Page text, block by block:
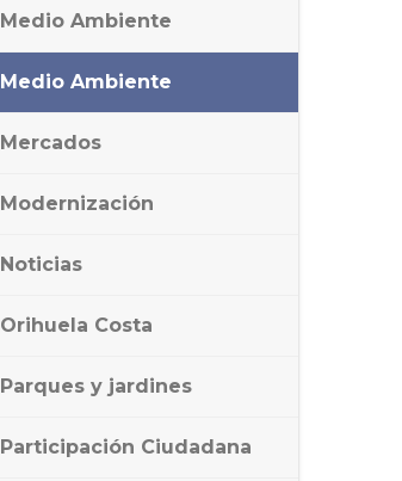
Medio Ambiente
Medio Ambiente
Mercados
Modernización
Noticias
Orihuela Costa
Parques y jardines
Participación Ciudadana